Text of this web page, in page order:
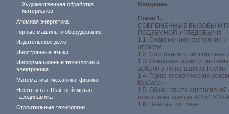
Художественная обработка
материалов
Атомная энергетика
Горные машины и оборудование
Издательское дело
Иностранные языки
Информационные технологии и
электроника
Математика, механика, физика
Нефть и газ. Шахтный метан.
Газодинамика
Строительные технологии
Введение
Глава 1.
СОВРЕМЕННЫЕ ВЫЗОВЫ И
ПОДЗЕМНОЙ УГЛЕДОБЫЧИ
1.1. Современное состояние и
отрасли
1.2. Состояние и перспективы
1.3. Основные риски и
добыче угля на шахтах России
1.4. Горно-геологические
Кузбасс»
1.5. Обзор опыта интенсивной
пластов на шахтах АО «СУЭК-
1.6. Выводы по главе